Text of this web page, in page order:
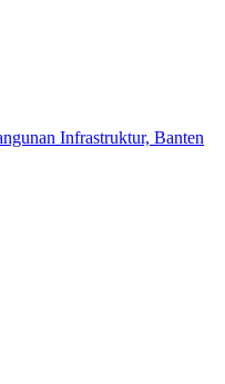
Infrastruktur, Banten